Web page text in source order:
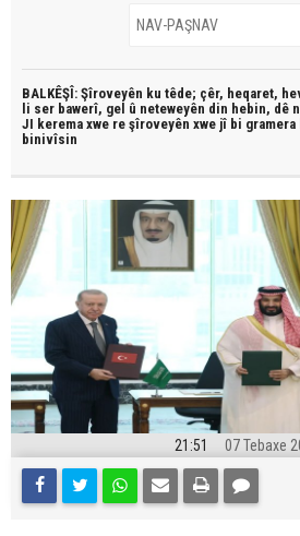
BALKÊŞÎ: Şîroveyên ku têde; çêr, heqaret,
li ser bawerî, gel û neteweyên din hebin, dê
JI kerema xwe re şîroveyên xwe jî bi
binivîsin
21:51 07 Tebaxe